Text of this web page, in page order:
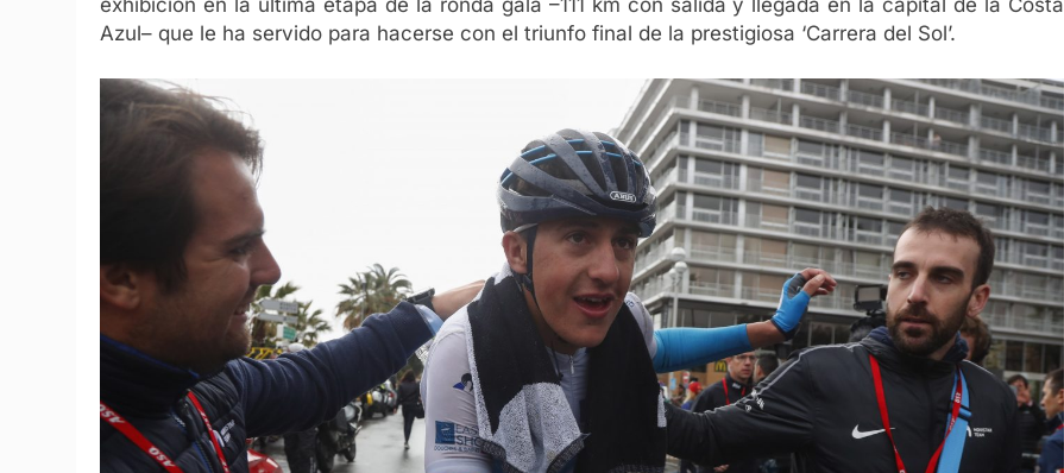
exhibición en la última etapa de la ronda gala –111 km con salida y llegada en la capital de la Costa
Azul– que le ha servido para hacerse con el triunfo final de la prestigiosa ‘Carrera del Sol’.